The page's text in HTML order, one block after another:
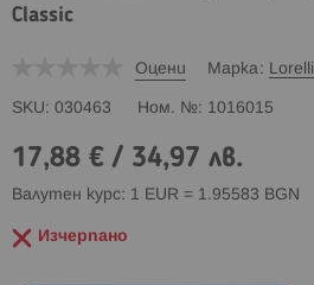
Classic
Оцени Марка Lorelli
SKU 030463 Ном. № 1016015
17,88 € / 34,97 лв.
Валутен курс: 1 EUR = 1.95583 BGN
Изчерпано